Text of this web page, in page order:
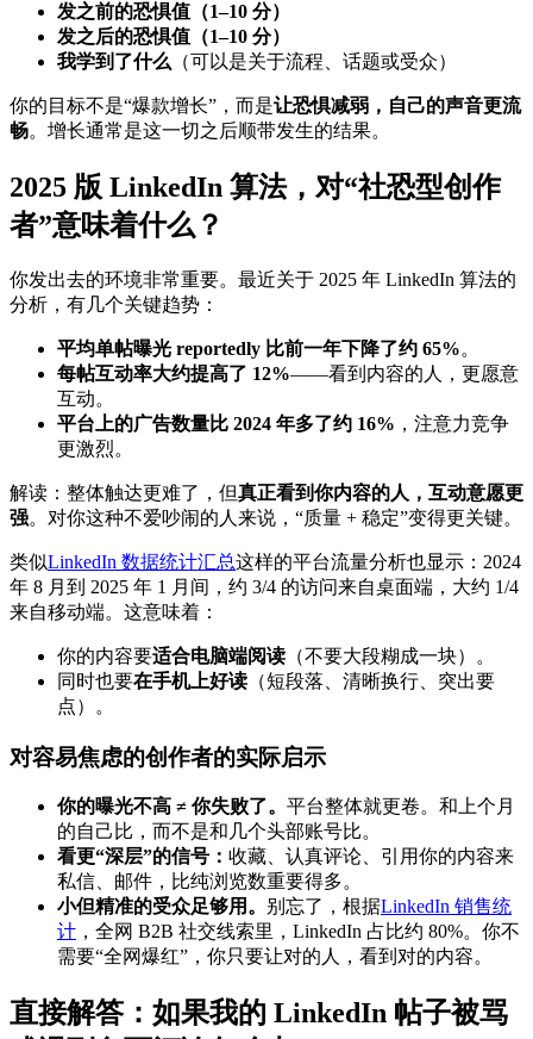
发之前的恐惧值（1–10 分）
发之后的恐惧值（1–10 分）
我学到了什么 （可以是关于流程、话题或受众）
你的目标不是“爆款增长”，而是让恐惧减弱，自己的声音更流
畅。增长通常是这一切之后顺带发生的结果。
2025 版 LinkedIn 算法，对“社恐型创作
者”意味着什么？
你发出去的环境非常重要。最近关于 2025 年 LinkedIn 算法的
分析，有几个关键趋势：
平均单帖曝光 reportedly 比前一年下降了约 65%。
每帖互动率大约提高了 12%——看到内容的人，更愿意
互动。
平台上的广告数量比 2024 年多了约 16% ，注意力竞争
更激烈。
解读：整体触达更难了，但真正看到你内容的人，互动意愿更
强。对你这种不爱吵闹的人来说，“质量 + 稳定”变得更关键。
类似LinkedIn 数据统计汇总这样的平台流量分析也显示：2024
年 8 月到 2025 年 1 月间，约 3/4 的访问来自桌面端，大约 1/4
来自移动端。这意味着：
你的内容要适合电脑端阅读 （不要大段糊成一块）。
同时也要在手机上好读 （短段落、清晰换行、突出要
点）。
对容易焦虑的创作者的实际启示
你的曝光不高 ≠ 你失败了。 平台整体就更卷。和上个月
的自己比，而不是和几个头部账号比。
看更“深层”的信号： 收藏、认真评论、引用你的内容来
私信、邮件，比纯浏览数重要得多。
小但精准的受众足够用。 别忘了，根据LinkedIn 销售统
计 ，全网 B2B 社交线索里，LinkedIn 占比约 80%。你不
需要“全网爆红”，你只要让对的人，看到对的内容。
直接解答：如果我的 LinkedIn 帖子被骂